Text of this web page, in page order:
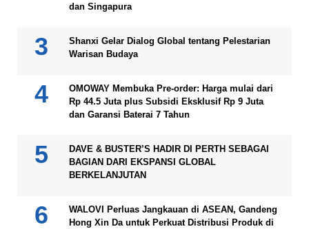
dan Singapura
Shanxi Gelar Dialog Global tentang Pelestarian
Warisan Budaya
OMOWAY Membuka Pre-order: Harga mulai dari
Rp 44.5 Juta plus Subsidi Eksklusif Rp 9 Juta
dan Garansi Baterai 7 Tahun
DAVE & BUSTER’S HADIR DI PERTH SEBAGAI
BAGIAN DARI EKSPANSI GLOBAL
BERKELANJUTAN
WALOVI Perluas Jangkauan di ASEAN, Gandeng
Hong Xin Da untuk Perkuat Distribusi Produk di